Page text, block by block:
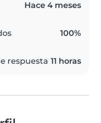
Hace 4 meses
100%
respuesta 11 horas